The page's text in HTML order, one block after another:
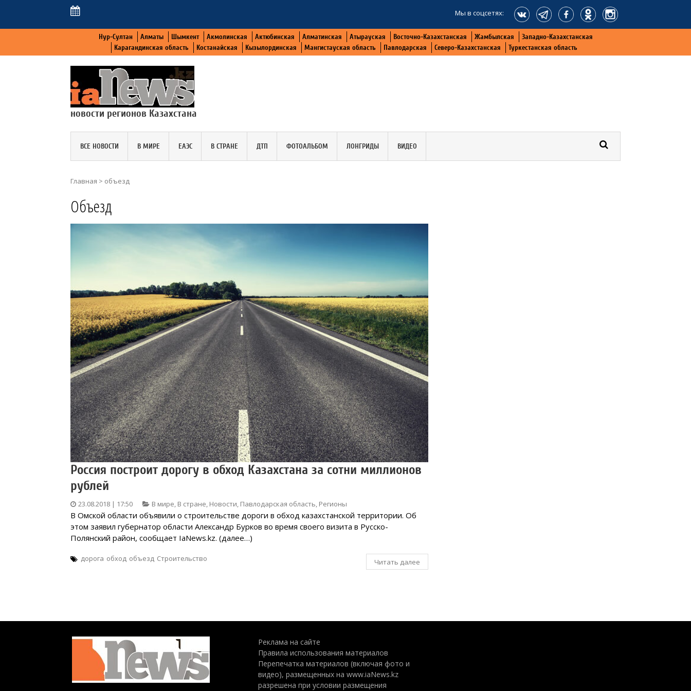
Мы в соцсетях:
Нур-Султан Алматы Шымкент Акмолинская Актюбинская Алматинская Атырауская Восточно-Казахстанская Жамбылская
Западно-Казахстанская
Карагандинская область
Костанайская Кызылординская Мангистауская область Павлодарская Северо-Казахстанская Туркестанская область
новости регионов Казахстана
ВСЕ НОВОСТИ В МИРЕ ЕАЭС В СТРАНЕ ДТП ФОТОАЛЬБОМ ЛОНГРИДЫ ВИДЕО
Главная > объезд
Объезд
Россия построит дорогу в обход Казахстана за сотни миллионов
рублей
23.08.2018 | 17:50 В мире, В стране, Новости, Павлодарская область, Регионы
В Омской области объявили о строительстве дороги в обход казахстанской территории. Об
этом заявил губернатор области Александр Бурков во время своего визита в Русско-
Полянский район, сообщает IaNews.kz. (далее…)
дорога обход объезд Строительство Читать далее
Реклама на сайте
Правила использования материалов
Перепечатка материалов (включая фото и
видео), размещенных на www.iaNews.kz
разрешена при условии размещения